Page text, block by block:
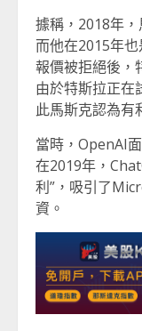
據稱，2018年
而他在2015年
報價被拒絕後，
由於特斯拉正在
此馬斯克認為有
當時，OpenAI
在2019年，
利”，吸引了
資。